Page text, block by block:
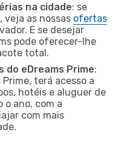
na cidade: se
as nossas ofertas
E se desejar
pode oferecer-lhe
total.
eDreams Prime:
terá acesso a
hotéis e aluguer de
ano, com a
com mais